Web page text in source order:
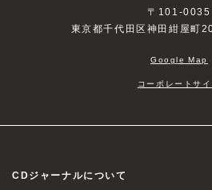
〒101-0035
東京都千代田区神田紺屋町
Google Map
コーポレートサイ
CDジャーナルについて